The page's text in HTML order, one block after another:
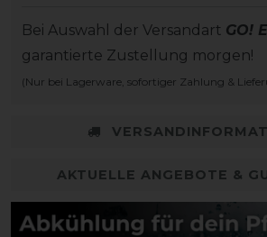
Bei Auswahl der Versandart GO!
garantierte Zustellung morgen!
(Nur bei Lagerware, sofortiger Zahlung &
AKTUELLE ANGEBOTE &